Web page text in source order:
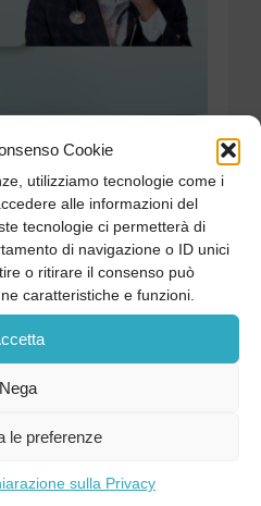
Cookie
utilizziamo tecnologie come i
alle informazioni del
tecnologie ci permetterà di
di navigazione o ID unici
o ritirare il consenso può
caratteristiche e funzioni.
Nega
le preferenze
sulla Privacy
ORA